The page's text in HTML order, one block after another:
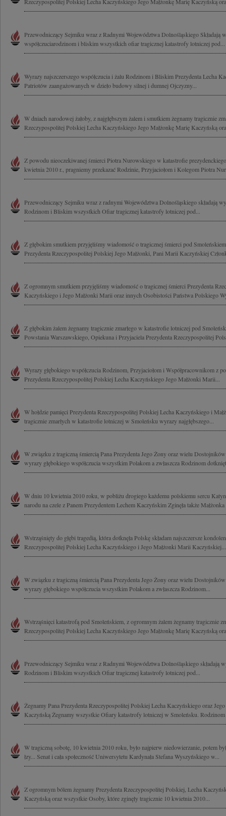
Przewodniczący Sejmiku wraz z Radnymi Województwa Dolnośląskiego Składają
współczuciarodzinom i bliskim wszystkich ofiar tragicznej katastrofy lotniczej pod...
Wyrazy najszczerszego współczucia i żalu Rodzinom i Bliskim Prezydenta Lecha
Patriotów zaangażowanych w dzieło budowy silnej i dumnej Ojczyzny...
W dniach narodowej żałoby, z najgłębszym żalem i smutkiem żegnamy tragicznie
Rzeczypospolitej Polskiej Lecha Kaczyńskiego Jego Małżonkę Marię Kaczyńską
Z powodu nieoczekiwanej śmierci Piotra Nurowskiego w katastrofie
kwietnia 2010 r., pragniemy przekazać Rodzinie, Przyjaciołom i Kolegom Piotra
Przewodniczący Sejmiku wraz z radnymi Województwa Dolnośląskiego składają
Rodzinom i Bliskim wszystkich Ofiar tragicznej katastrofy lotniczej pod...
Z głębokim smutkiem przyjęliśmy wiadomość o tragicznej śmierci pod
Prezydenta Rzeczypospolitej Polskiej Jego Małżonki, Pani Marii Kaczyńskiej
Z ogromnym smutkiem przyjęliśmy wiadomość o tragicznej śmierci Prezydenta
Kaczyńskiego i Jego Małżonki Marii oraz innych Osobistości Państwa Polskiego
Z głębokim żalem żegnamy tragicznie zmarłego w katastrofie lotniczej pod
Powstania Warszawskiego, Opiekuna i Przyjaciela Prezydenta Rzeczypospolitej
Wyrazy głębokiego współczucia Rodzinom, Przyjaciołom i Współpracownikom z
Prezydenta Rzeczypospolitej Polskiej Lecha Kaczyńskiego Jego Małżonki Marii...
W hołdzie pamięci Prezydenta Rzeczypospolitej Polskiej Lecha Kaczyńskiego i
tragicznie zmarłych w katastrofie lotniczej w Smoleńsku wyrazy najgłębszego...
W związku z tragiczną śmiercią Pana Prezydenta Jego Żony oraz wielu
wyrazy głębokiego współczucia wszystkim Polakom a zwłaszcza Rodzinom
W dniu 10 kwietnia 2010 roku, w pobliżu drogiego każdemu polskiemu sercu
narodu na czele z Panem Prezydentem Lechem Kaczyńskim Zginęła także
Wstrząśnięty do głębi tragedią, która dotknęła Polskę składam najszczersze
Rzeczypospolitej Polskiej Lecha Kaczyńskiego i Jego Małżonki Marii Kaczyńskiej...
W związku z tragiczną śmiercią Pana Prezydenta Jego Żony oraz wielu
wyrazy głębokiego współczucia wszystkim Polakom a zwłaszcza Rodzinom...
Wstrząśnięci katastrofą pod Smoleńskiem, z ogromnym żalem żegnamy tragicznie
Rzeczypospolitej Polskiej Lecha Kaczyńskiego Jego Małżonkę Marię Kaczyńską
Przewodniczący Sejmiku wraz z Radnymi Województwa Dolnośląskiego składają
Rodzinom i Bliskim wszystkich Ofiar tragicznej katastrofy lotniczej pod...
Żegnamy Pana Prezydenta Rzeczypospolitej Polskiej Lecha Kaczyńskiego oraz
Kaczyńską Żegnamy wszystkie Ofiary katastrofy lotniczej w Smoleńsku.
W tragiczną sobotę, 10 kwietnia 2010 roku, było najpierw niedowierzanie, potem
łzy... Senat i cała społeczność Uniwersytetu Kardynała Stefana Wyszyńskiego w...
Z ogromnym bólem żegnamy Prezydenta Rzeczypospolitej Polskiej, Lecha
Kaczyńską oraz wszystkie Osoby, które zginęły tragicznie 10 kwietnia 2010...